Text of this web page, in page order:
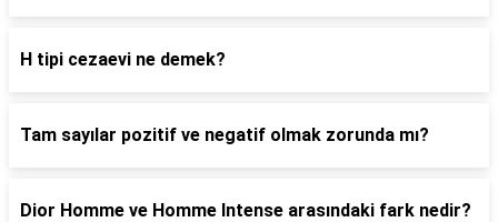
H tipi cezaevi ne demek?
Tam sayılar pozitif ve negatif olmak zorunda mı?
Dior Homme ve Homme Intense arasındaki fark nedir?